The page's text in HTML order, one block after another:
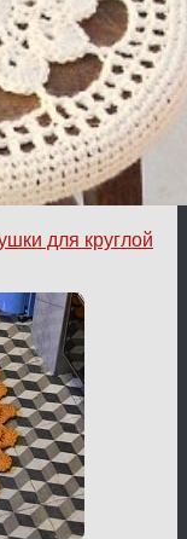
для круглой